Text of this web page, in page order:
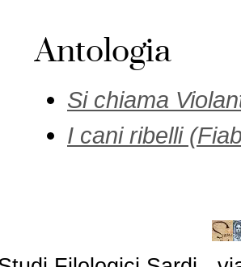
Antologia
Si chiama
I cani ribelli